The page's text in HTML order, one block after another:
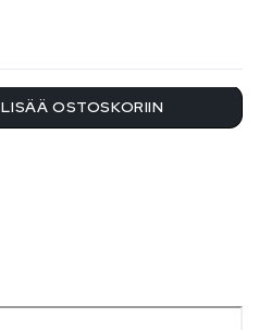
LISÄÄ OSTOSKORIIN